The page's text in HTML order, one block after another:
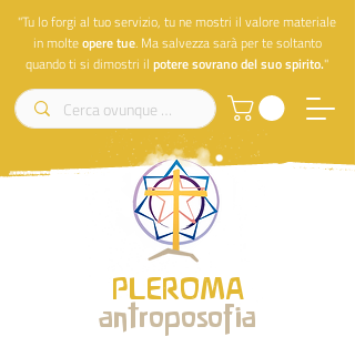
"Tu lo forgi al tuo servizio, tu ne mostri il valore materiale
in molteoperetue. Ma salvezza sarà per te soltanto
quando ti si dimostri il potere sovrano del suo spirito."
PLEROMA
antroposofia